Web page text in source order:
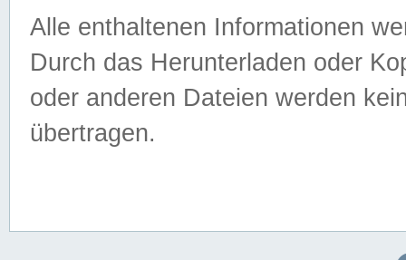
Alle enthaltenen Informationen
Durch das Herunterladen oder
oder anderen Dateien werden
übertragen.